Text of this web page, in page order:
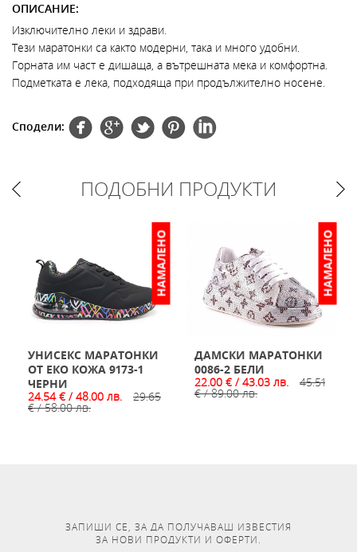
ОПИСАНИЕ:
Изключително леки и здрави.
Тези маратонки са както модерни, така и много удобни.
Горната им част е дишаща, а вътрешната мека и комфортна.
Подметката е лека, подходяща при продължително носене.
Сподели:
ПОДОБНИ ПРОДУКТИ
НАМАЛЕНО
УНИСЕКС МАРАТОНКИ
ОТ ЕКО КОЖА 9173-1
ЧЕРНИ
24.54 € / 48.00 лв.
29.65
€ / 58.00 лв.
НАМАЛЕНО
ДАМСКИ МАРАТОНКИ
0086-2 БЕЛИ
22.00 € / 43.03 лв.
45.51
€ / 89.00 лв.
ЗАПИШИ СЕ, ЗА ДА ПОЛУЧАВАШ ИЗВЕСТИЯ
ЗА НОВИ ПРОДУКТИ И ОФЕРТИ.